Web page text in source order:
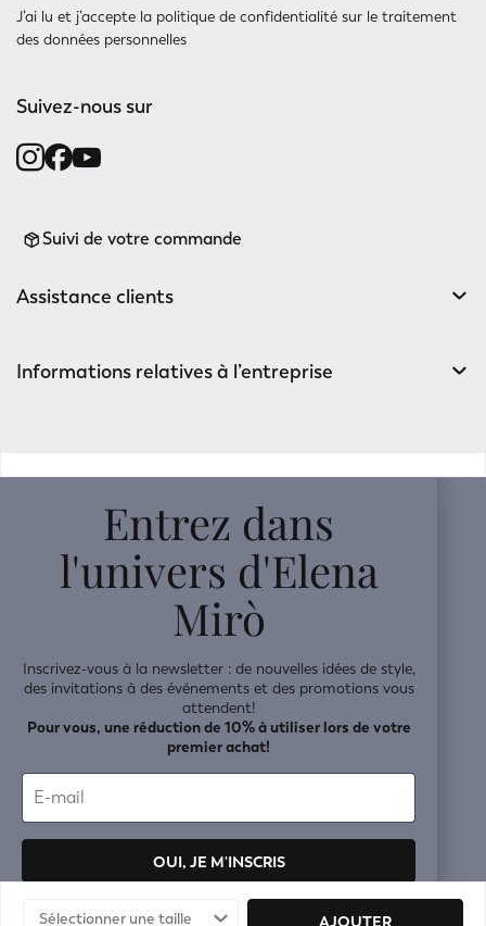
Sélectionner une taille AJOUTER
J’ai lu et j’accepte la politique de confidentialité sur le traitement
des données personnelles
Suivez-nous sur
Suivi de votre commande
Assistance clients
Informations relatives à l’entreprise
Entrez dans
l'univers d'Elena
Mirò
Inscrivez-vous à la newsletter : de nouvelles idées de style,
des invitations à des événements et des promotions vous
attendent!
Pour vous, une réduction de 10% à utiliser lors de votre
premier achat!
OUI, JE M'INSCRIS